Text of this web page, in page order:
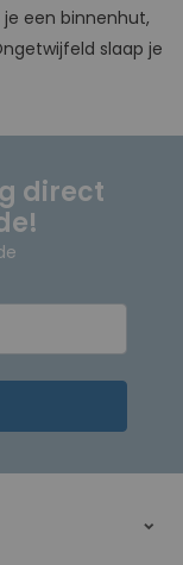
een binnenhut,
slaap je
direct